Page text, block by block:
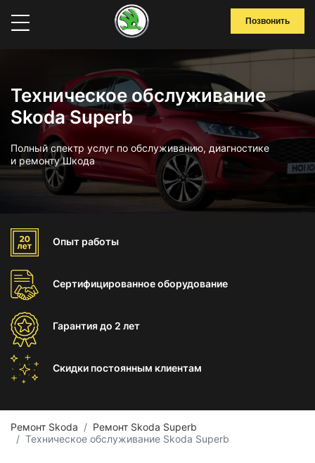
Позвонить
Техническое обслуживание
Skoda Superb
Полный спектр услуг по обслуживанию, диагностике
и ремонту Шкода
Опыт работы
Сертифицированноеоборудование
Гарантиядо 2 лет
Скидки постоянным клиентам
Ремонт Skoda
Ремонт Skoda Superb
Техническое обслуживание Skoda Superb